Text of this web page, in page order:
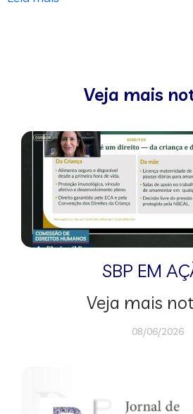
Veja mais
SBP EM
Veja mais
08/06/2026